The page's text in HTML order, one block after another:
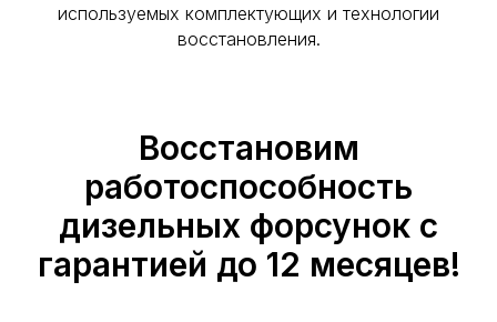
используемых комплектующих и технологии
восстановления.
Восстановим
работоспособность
дизельных форсунок с
гарантией до 12 месяцев!